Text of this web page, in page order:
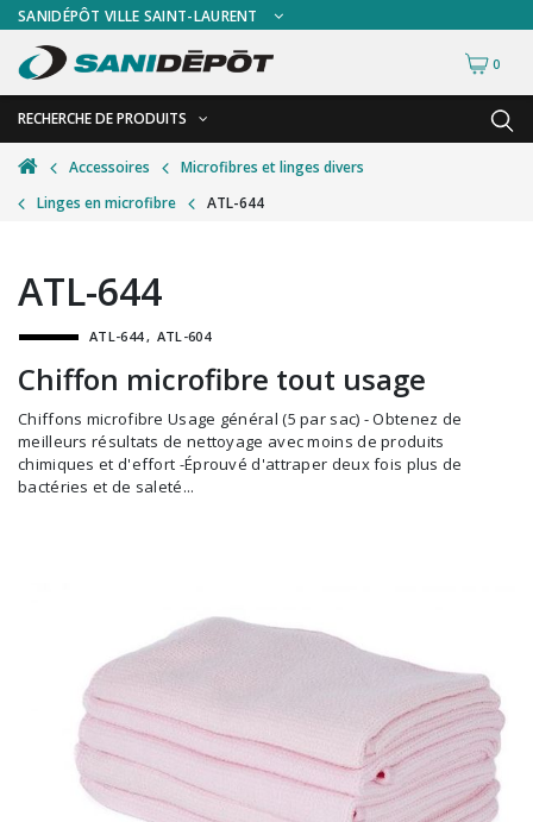
SANIDÉPÔT VILLE SAINT-LAURENT
0
RECHERCHE DE PRODUITS
RETOUR
Accessoires de sécurité
Accessoires pour le lavage de mur
Accessoires pour salles de bain
Alimentaire
Autres accessoires
Balais et porte-poussières
Chariots et manutention
Distributrices et supports
Grattoirs, moutons et racloirs pour vitres/planchers
Guenilles et éponges
Hygiène personnelle
RETOUR
Gants
Plexiglas
Signalisations
Test de diagnostic
Thermomètre
Vêtements de sécurité
Accessoires
Microfibres et linges divers
Linges en microfibre
ATL-644
ATL-644
ATL-644 ATL-604
Chiffon microfibre tout usage
Chiffons microfibre Usage général (5 par sac) - Obtenez de
meilleurs résultats de nettoyage avec moins de produits
chimiques et d'effort -Éprouvé d'attraper deux fois plus de
bactéries et de saleté...